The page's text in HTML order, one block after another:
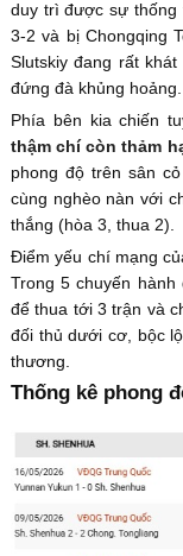
duy trì được sự thống
3-2 và bị Chongqing
Slutskiy đang rất
đứng đà khủng hoảng.
Phía bên kia chiến
thậm chí còn thảm
phong độ trên sân
cùng nghèo nàn với
thắng (hòa 3, thua 2).
Điểm yếu chí mạng
Trong 5 chuyến hành
để thua tới 3 trận và
đối thủ dưới cơ, bộc
thương.
Thống kê phong